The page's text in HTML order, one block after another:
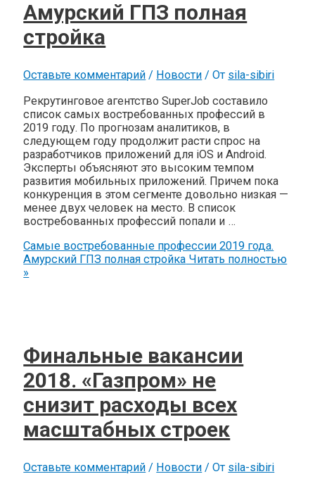
Амурский ГПЗ полная
стройка
Оставьте комментарий / Новости / От sila-sibiri
Рекрутинговое агентство SuperJob составило
список самых востребованных профессий в
2019 году. По прогнозам аналитиков, в
следующем году продолжит расти спрос на
разработчиков приложений для iOS и Android.
Эксперты объясняют это высоким темпом
развития мобильных приложений. Причем пока
конкуренция в этом сегменте довольно низкая —
менее двух человек на место. В список
востребованных профессий попали и …
Самые востребованные профессии 2019 года.
Амурский ГПЗ полная стройка Читать полностью
»
Финальные вакансии
2018. «Газпром» не
снизит расходы всех
масштабных строек
Оставьте комментарий / Новости / От sila-sibiri